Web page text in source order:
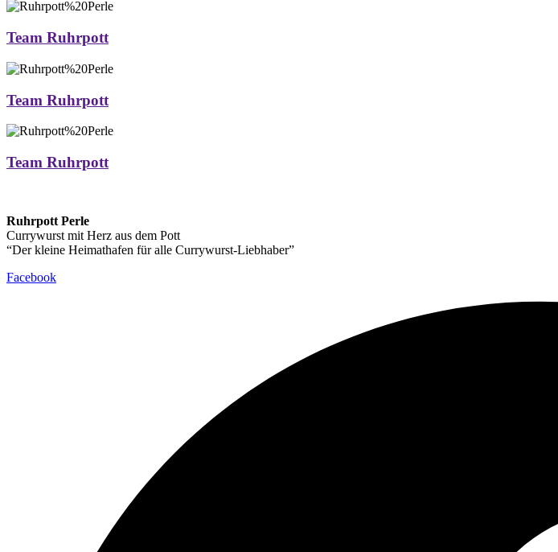
Team Ruhrpott
Team Ruhrpott
Team Ruhrpott
Ruhrpott Perle
Currywurst mit Herz aus dem Pott
“Der kleine Heimathafen für alle Currywurst-Liebhaber”
Facebook